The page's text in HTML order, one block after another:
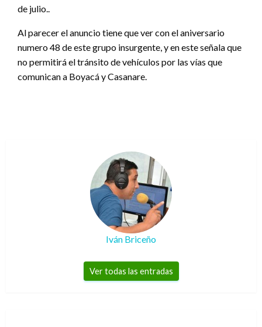
de julio..
Al parecer el anuncio tiene que ver con el aniversario
numero 48 de este grupo insurgente, y en este señala que
no permitirá el tránsito de vehículos por las vías que
comunican a Boyacá y Casanare.
Iván Briceño
Ver todas las entradas